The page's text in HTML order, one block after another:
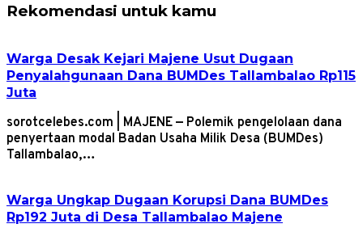
Rekomendasi untuk kamu
Warga Desak Kejari Majene Usut Dugaan
Penyalahgunaan Dana BUMDes Tallambalao Rp115
Juta
sorotcelebes.com | MAJENE — Polemik pengelolaan dana
penyertaan modal Badan Usaha Milik Desa (BUMDes)
Tallambalao,…
Warga Ungkap Dugaan Korupsi Dana BUMDes
Rp192 Juta di Desa Tallambalao Majene